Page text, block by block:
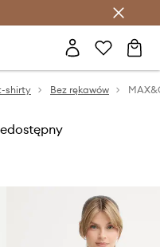
Club >
shirty Bez rękawów